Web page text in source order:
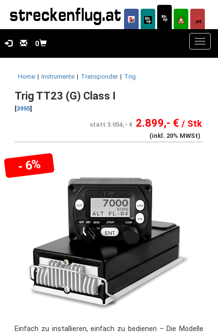
0
Home | Instrumente | Transponder | Trig
Trig TT23 (G) Class I
[3995]
statt 3.054,- € 2.899,- € / Stk
(inkl. 20% MWSt)
- 6%
Einfach zu installieren, einfach zu bedienen – Die Modelle